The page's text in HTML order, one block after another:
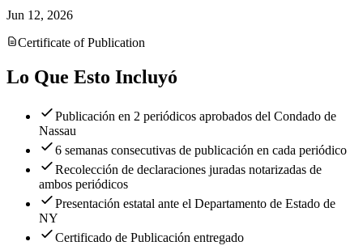
Jun 12, 2026
Certificate of Publication
Lo Que Esto Incluyó
Publicación en 2 periódicos aprobados del Condado de
Nassau
6 semanas consecutivas de publicación en cada periódico
Recolección de declaraciones juradas notarizadas de
ambos periódicos
Presentación estatal ante el Departamento de Estado de
NY
Certificado de Publicación entregado